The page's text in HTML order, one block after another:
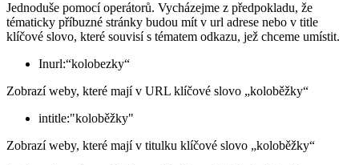
Jednoduše pomocí operátorů. Vycházejme z předpokladu, že
tématicky příbuzné stránky budou mít v url adrese nebo v title
klíčové slovo, které souvisí s tématem odkazu, jež chceme umístit.
Inurl:“kolobezky“
Zobrazí weby, které mají v URL klíčové slovo „koloběžky“
intitle:"koloběžky"
Zobrazí weby, které mají v titulku klíčové slovo „koloběžky“